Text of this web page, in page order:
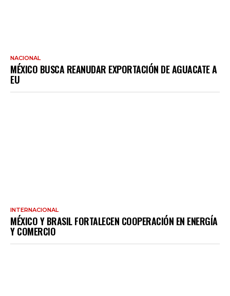
NACIONAL
MÉXICO BUSCA REANUDAR EXPORTACIÓN DE AGUACATE A
EU
INTERNACIONAL
MÉXICO Y BRASIL FORTALECEN COOPERACIÓN EN ENERGÍA
Y COMERCIO